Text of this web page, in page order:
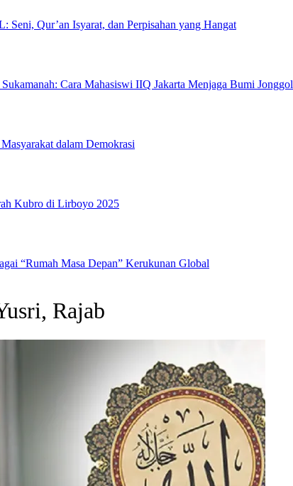
Seni, Qur’an Isyarat, dan Perpisahan yang Hangat
Cara Mahasiswi IIQ Jakarta Menjaga Bumi Jonggol
dalam Demokrasi
Kubro di Lirboyo 2025
“Rumah Masa Depan” Kerukunan Global
Rajab